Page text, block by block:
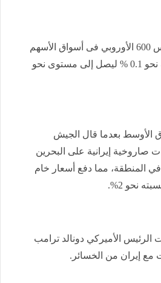
وانخفض المؤشر ستوكس 600 الأوروبي فى أسواق الأسهم
الأوروبية بما يصل نسبته نحو 0.1 % ليصل إلى مستوى نحو
الأوسط بعدما قال الجيش
صاروخية إيرانية على البحرين
المنطقة، مما دفع أسعار خام
نحو 2%.
الأميركي دونالد ترامب
مع إيران من الخسائر.